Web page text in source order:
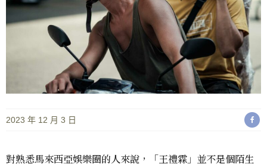
2023 年 12 月 3 日
對熟悉馬來西亞娛樂圈的人來說，「王禮霖」並不是個陌生